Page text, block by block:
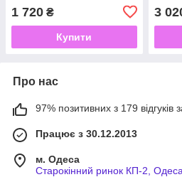
акумулятори 2Ач
1 720 ₴
Купити
3
Про нас
97% позитивних з 179 відгуків
Працює з 30.12.2013
м. Одеса
Старокінний ринок КП-2,